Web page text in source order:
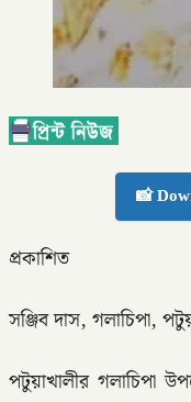
📸
প্রকাশিত
সঞ্জিব দাস, গলাচিপা,
পটুয়াখালীর গলাচিপা